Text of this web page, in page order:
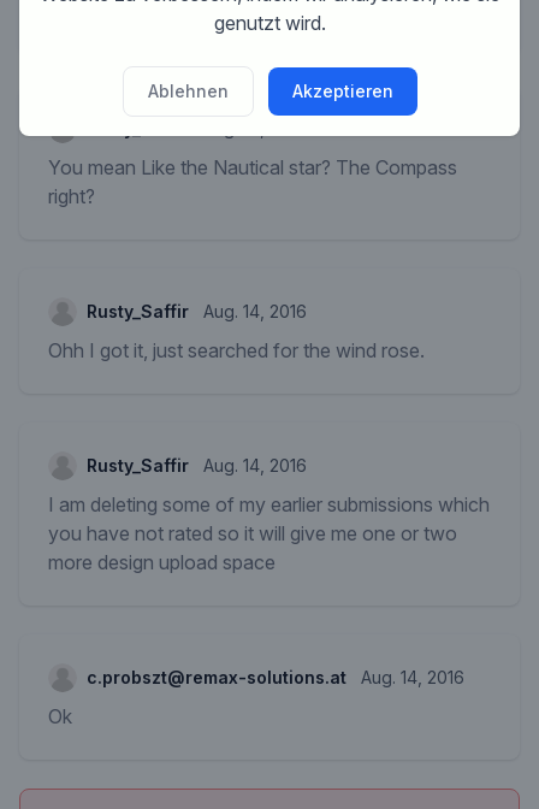
You mean Like the Nautical star? The Compass
right?
Rusty_Saffir Aug. 14, 2016
Ohh I got it, just searched for the wind rose.
Rusty_Saffir Aug. 14, 2016
I am deleting some of my earlier submissions which
you have not rated so it will give me one or two
more design upload space
c.probszt@remax-solutions.at Aug. 14, 2016
Ok
genutzt wird.
Ablehnen Akzeptieren